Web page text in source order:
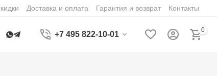
Доставка и оплата Гарантия и возврат Контакты
+7 495 822-10-01 0